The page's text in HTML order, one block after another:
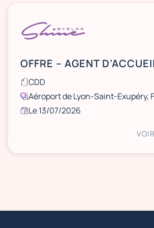
CDD
Aéroport de Lyon-Saint-Exupéry,
Le 13/07/2026